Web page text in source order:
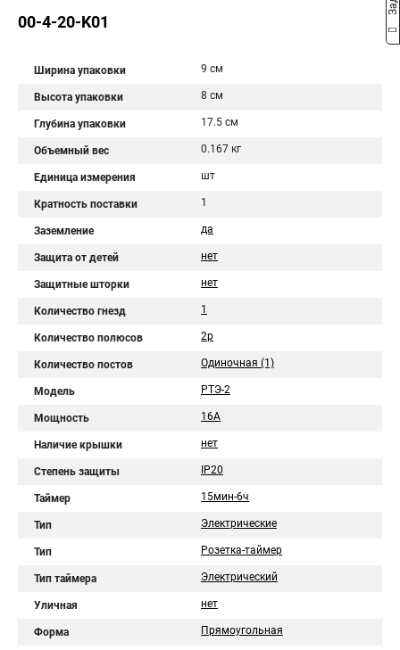
00-4-20-K01
Ширина упаковки 9 см
Высота упаковки 8 см
Глубина упаковки 17.5 см
Объемный вес 0.167 кг
Единица измерения шт
Кратность поставки 1
Заземление да
Защита от детей нет
Защитные шторки нет
Количество гнезд 1
Количество полюсов 2p
Количество постов Одиночная (1)
Модель РТЭ-2
Мощность 16А
Наличие крышки нет
Степень защиты IP20
Таймер 15мин-6ч
Тип Электрические
Тип Розетка-таймер
Тип таймера Электрический
Уличная нет
Форма Прямоугольная